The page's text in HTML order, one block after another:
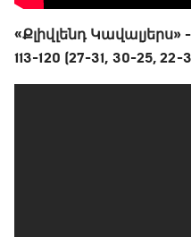
«Քլիվլենդ
113-120 (27-31, 30-25, 22-